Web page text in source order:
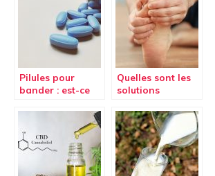
à Besançon
Pilules pour
bander : est-ce
améliorer son
Quelles sont les
solutions
réduire la
douleur aux
pieds ?